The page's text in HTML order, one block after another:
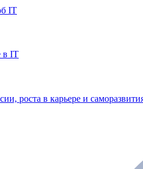
IT
в IT
роста в карьере и